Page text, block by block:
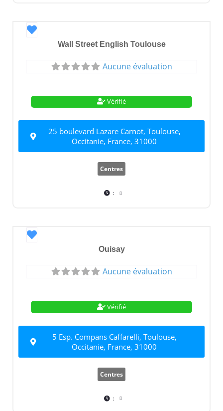
Favori
Wall Street English Toulouse
Aucune évaluation
Vérifié
25 boulevard Lazare Carnot, Toulouse,
Occitanie, France, 31000
Centres
:
Favori
Ouisay
Aucune évaluation
Vérifié
5 Esp. Compans Caffarelli, Toulouse,
Occitanie, France, 31000
Centres
: